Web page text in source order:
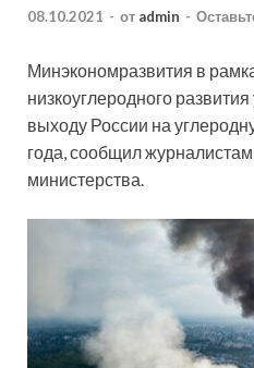
08.10.2021 - от admin -
Минэкономразвития в
низкоуглеродного
выходу России на
года, сообщил
министерства.